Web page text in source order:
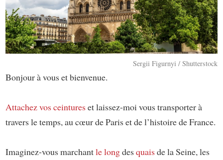
Sergii Figurnyi / Shutterstock
Bonjour à vous et bienvenue.
Attachez vos ceintureset laissez-moi vous transporter à
travers le temps, au cœur de Paris et de l’histoire de France.
Imaginez-vous marchantle longdesquaisde la Seine, les